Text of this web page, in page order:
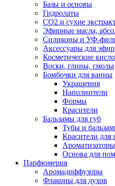
Базы и основы
Гидролаты
СО2 и сухие
Эфирные масла,
Силиконы и УФ-
Аксессуары для
Косметические
Воски, глины, смолы
Бомбочки для ванны
Украшения
Наполнители
Формы
Красители
Бальзамы для губ
Тубы и
Красители для
Основа для
Парфюмерия
Аромадиффузоры
Флаконы для духов